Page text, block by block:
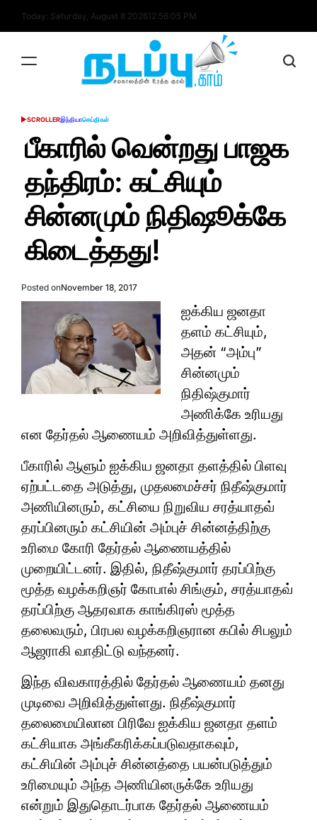
Today: Saturday, August 8 202612:56:06 PM
POSTED
SCROLLERஇந்தியாசெய்திகள்
பீகாரில் வென்றது பாஜக
தந்திரம்: கட்சியும்
சின்னமும் நிதிஷூக்கே
கிடைத்தது!
Posted onNovember 18, 2017
ஐக்கிய ஜனதா
தளம் கட்சியும்,
அதன் “அம்பு”
சின்னமும்
நிதிஷ்குமார்
அணிக்கே உரியது
என தேர்தல் ஆணையம் அறிவித்துள்ளது.
பீகாரில் ஆளும் ஐக்கிய ஜனதா தளத்தில் பிளவு
ஏற்பட்டதை அடுத்து, முதலமைச்சர் நிதீஷ்குமார்
அணியினரும், கட்சியை நிறுவிய சரத்யாதவ்
தரப்பினரும் கட்சியின் அம்புச் சின்னத்திற்கு
உரிமை கோரி தேர்தல் ஆணையத்தில்
முறையிட்டனர். இதில், நிதீஷ்குமார் தரப்பிற்கு
மூத்த வழக்கறிஞர் கோபால் சிங்கும், சரத்யாதவ்
தரப்பிற்கு ஆதரவாக காங்கிரஸ் மூத்த
தலைவரும், பிரபல வழக்கறிஞரான கபில் சிபலும்
ஆஜராகி வாதிட்டு வந்தனர்.
இந்த விவகாரத்தில் தேர்தல் ஆணையம் தனது
முடிவை அறிவித்துள்ளது. நிதீஷ்குமார்
தலைமையிலான பிரிவே ஐக்கிய ஜனதா தளம்
கட்சியாக அங்கீகரிக்கப்படுவதாகவும்,
கட்சியின் அம்புச் சின்னத்தை பயன்படுத்தும்
உரிமையும் அந்த அணியினருக்கே உரியது
என்றும் இதுதொடர்பாக தேர்தல் ஆணையம்